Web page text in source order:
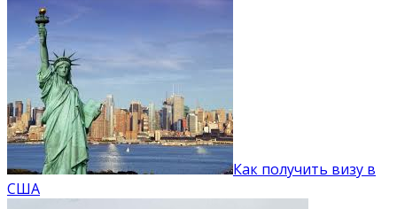
Как получить визу в
США